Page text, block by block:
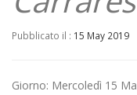
Pubblicato il : 15 May 2019
Giorno: Mercoledì 15